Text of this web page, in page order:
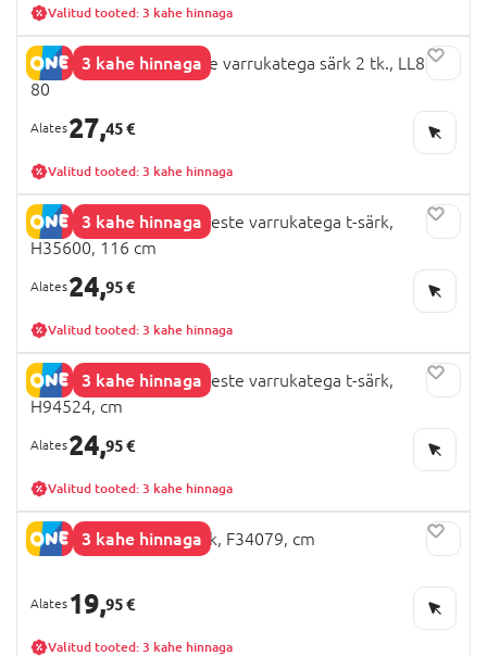
Valitud tooted: 3 kahe hinnaga
3 kahe hinnaga
MOTHERCARE lühikeste varrukatega särk 2 tk., LL855
80
27,45 €
Valitud tooted: 3 kahe hinnaga
3 kahe hinnaga
NEXT MINECRAFT lühikeste varrukatega t-särk,
H35600, 116 cm
24,95 €
Valitud tooted: 3 kahe hinnaga
3 kahe hinnaga
NEXT MINECRAFT lühikeste varrukatega t-särk,
H94524, cm
24,95 €
Valitud tooted: 3 kahe hinnaga
3 kahe hinnaga
NEXT MINECRAFT t-särk, F34079, cm
19,95 €
Valitud tooted: 3 kahe hinnaga